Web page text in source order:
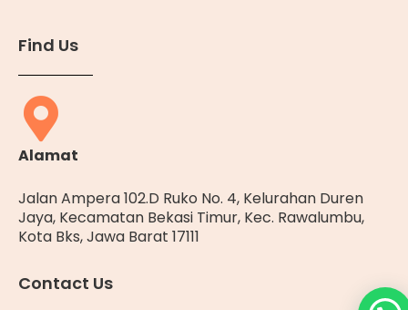
Find Us
Alamat
Jalan Ampera 102.D Ruko No. 4, Kelurahan Duren
Jaya, Kecamatan Bekasi Timur, Kec. Rawalumbu,
Kota Bks, Jawa Barat 17111
Contact Us